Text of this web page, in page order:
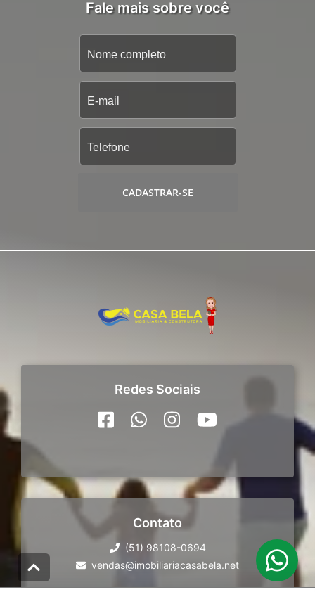
Fale mais sobre você
CADASTRAR-SE
Redes Sociais
Contato
(51) 98108-0694
vendas@imobiliariacasabela.net